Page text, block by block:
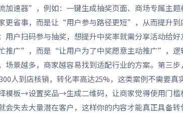
速器”，例如：一键生成抽奖页面、商场专属主
更省事，而是让“用户参与路径更短”，从而提升
户扫码参与抽奖，想提升中奖率就需分享活动给
推广”，而是“让用户为了中奖愿意主动推广”，
景越多，商家越容易找到适配行业的方案。第三
人到店核销，转化率高达25%，这类案例不需要
板→设置奖品→生成二维码，让商家觉得使用门槛
失去大量潜在客户，这样你的内容才能真正具备转